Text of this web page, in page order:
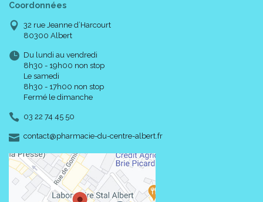
Coordonnées
32 rue Jeanne d’Harcourt
80300 Albert
Du lundi au vendredi
8h30 - 19h00 non stop
Le samedi
8h30 - 17h00 non stop
Fermé le dimanche
03 22 74 45 50
contact-
@-
pharmacie-du-centre-albert.fr